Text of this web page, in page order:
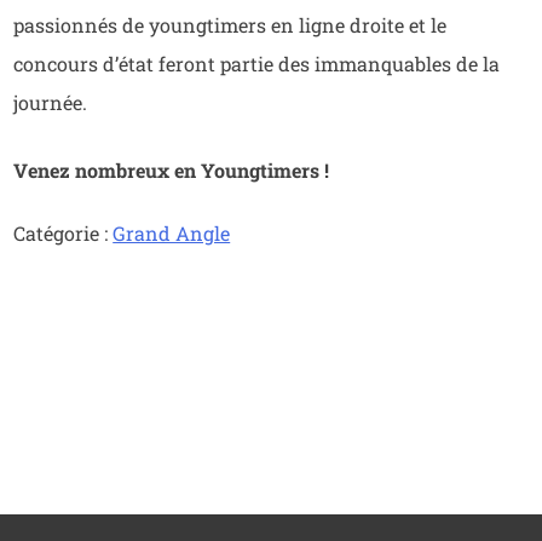
passionnés de youngtimers en ligne droite et le
concours d’état feront partie des immanquables de la
journée.
Venez nombreux en Youngtimers !
Catégorie :Grand Angle